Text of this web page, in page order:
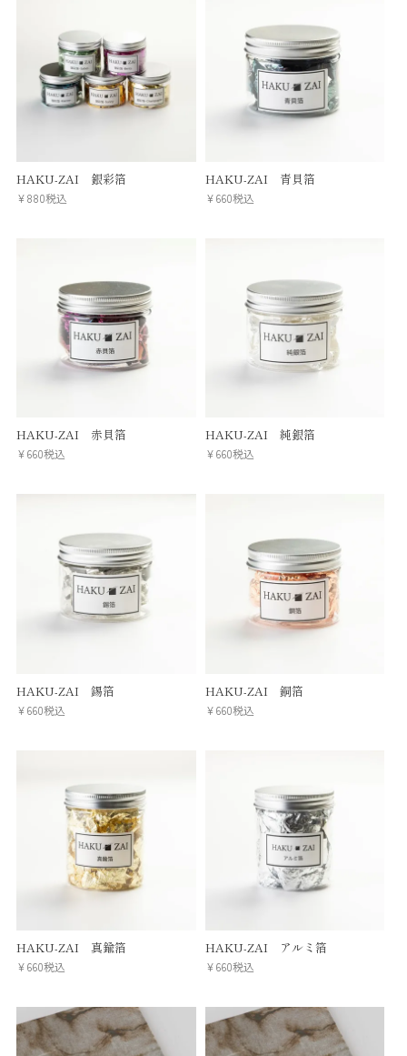
HAKU-ZAI 銀彩箔
¥880税込
HAKU-ZAI 青貝箔
¥660税込
HAKU-ZAI 赤貝箔
¥660税込
HAKU-ZAI 純銀箔
¥660税込
HAKU-ZAI 錫箔
¥660税込
HAKU-ZAI 銅箔
¥660税込
HAKU-ZAI 真鍮箔
¥660税込
HAKU-ZAI アルミ箔
¥660税込